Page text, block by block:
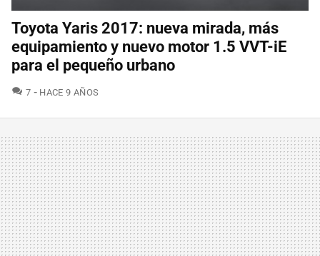
Toyota Yaris 2017: nueva mirada, más
equipamiento y nuevo motor 1.5 VVT-iE
para el pequeño urbano
7 COMENTARIOS
HACE 9 AÑOS